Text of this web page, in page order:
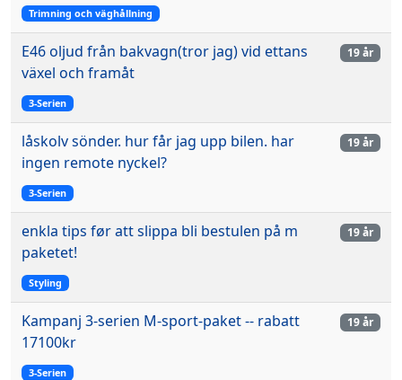
Trimning och väghållning
E46 oljud från bakvagn(tror jag) vid ettans
växel och framåt
3-Serien
19 år
låskolv sönder. hur får jag upp bilen. har
ingen remote nyckel?
3-Serien
19 år
enkla tips før att slippa bli bestulen på m
paketet!
Styling
19 år
Kampanj 3-serien M-sport-paket -- rabatt
17100kr
3-Serien
19 år